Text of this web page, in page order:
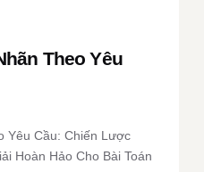
Theo Yêu
Yêu Cầu: Chiến Lược
Hoàn Hảo Cho Bài Toán